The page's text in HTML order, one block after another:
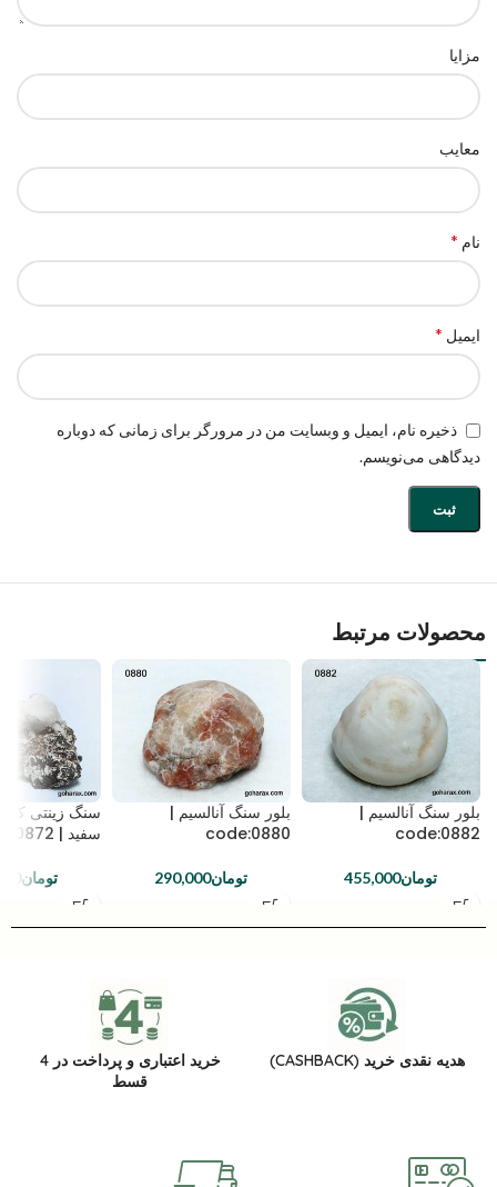
مزایا
معایب
نام *
ایمیل *
ذخیره نام، ایمیل و وبسایت من در مرورگر برای زمانی که دوباره
دیدگاهی می‌نویسم.
محصولات مرتبط
بلور سنگ آنالسیم |
code:0882
تومان455,000
بلور سنگ آنالسیم |
code:0880
تومان290,000
سنگ زینتی
سفید | code:0872
تومان
هدیه نقدی خرید (CASHBACK)
خرید اعتباری و پرداخت در 4
قسط